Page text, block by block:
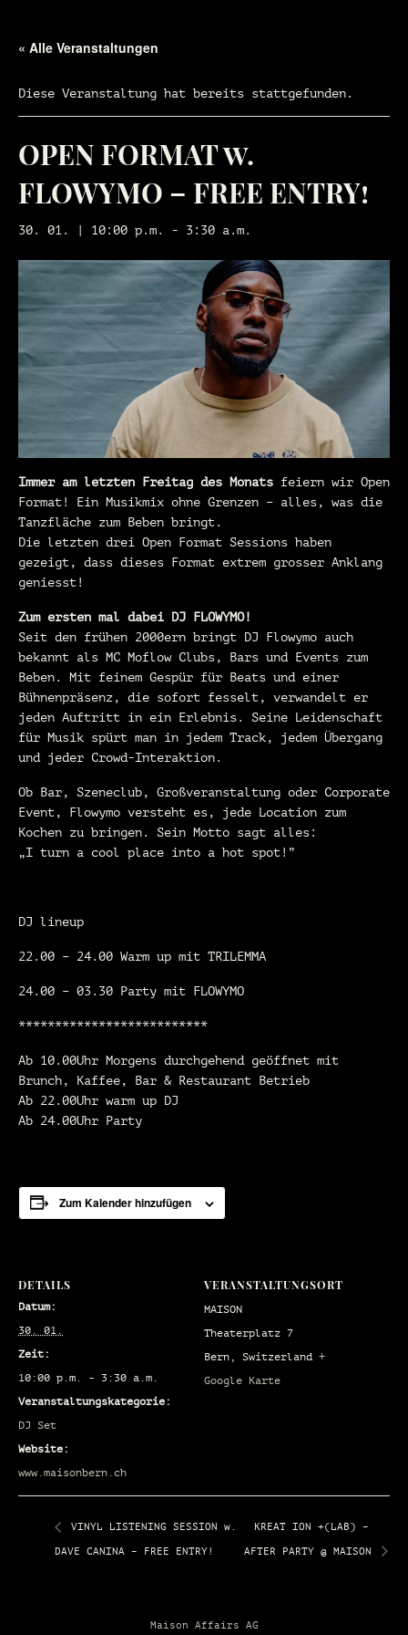
« Alle Veranstaltungen
Diese Veranstaltung hat bereits stattgefunden.
OPEN FORMAT w.
FLOWYMO – FREE ENTRY!
30. 01. | 10:00 p.m. - 3:30 a.m.
Immer am letzten Freitag des Monats feiern wir Open
Format! Ein Musikmix ohne Grenzen – alles, was die
Tanzfläche zum Beben bringt.
Die letzten drei Open Format Sessions haben
gezeigt, dass dieses Format extrem grosser Anklang
geniesst!
Zum ersten mal dabei DJ FLOWYMO!
Seit den frühen 2000ern bringt DJ Flowymo auch
bekannt als MC Moflow Clubs, Bars und Events zum
Beben. Mit feinem Gespür für Beats und einer
Bühnenpräsenz, die sofort fesselt, verwandelt er
jeden Auftritt in ein Erlebnis. Seine Leidenschaft
für Musik spürt man in jedem Track, jedem Übergang
und jeder Crowd-Interaktion.
Ob Bar, Szeneclub, Großveranstaltung oder Corporate
Event, Flowymo versteht es, jede Location zum
Kochen zu bringen. Sein Motto sagt alles:
„I turn a cool place into a hot spot!”
DJ lineup
22.00 – 24.00 Warm up mit TRILEMMA
24.00 – 03.30 Party mit FLOWYMO
**************************
Ab 10.00Uhr Morgens durchgehend geöffnet mit
Brunch, Kaffee, Bar & Restaurant Betrieb
Ab 22.00Uhr warm up DJ
Ab 24.00Uhr Party
Zum Kalender hinzufügen
DETAILS
Datum:
30. 01.
Zeit:
10:00 p.m. - 3:30 a.m.
Veranstaltungskategorie:
DJ Set
Website:
www.maisonbern.ch
VERANSTALTUNGSORT
MAISON
Theaterplatz 7
Bern
Switzerland +
Google Karte
VINYL LISTENING SESSION w.
DAVE CANINA – FREE ENTRY!
KREAT ION +(LAB) –
AFTER PARTY @ MAISON
Maison Affairs AG